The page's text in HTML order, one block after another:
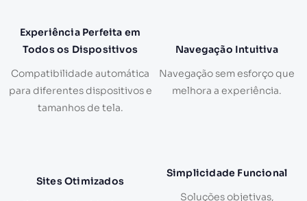
Experiência Perfeita em
Todos os Dispositivos
Compatibilidade automática
para diferentes dispositivos e
tamanhos de tela.
Navegação Intuitiva
Navegação sem esforço que
melhora a experiência.
Sites Otimizados
Simplicidade Funcional
Soluções objetivas,